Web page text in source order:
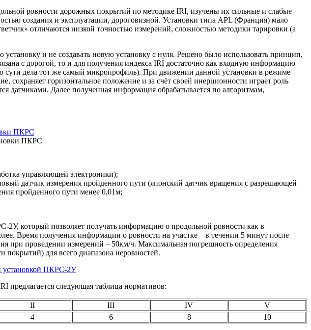
ровности дорожных покрытий по методике IRI, изучены их сильные и слабые
создания и эксплуатации, дороговизной. Установки типа APL (Франция) мало
отличаются низкой точностью измерений, сложностью методики тарировки (а
и не создавать новую установку с нуля. Решено было использовать принцип,
с дорогой, то и для получения индекса IRI достаточно как входную информацию
сути дела тот же самый микропрофиль). При движении данной установки в режиме
сохраняет горизонтальное положение и за счёт своей инерционности играет роль
датчиками. Далее полученная информация обрабатывается по алгоритмам,
ПКРС
управляющей электроники);
датчик измерения пройденного пути (японский датчик вращения с разрешающей
пройденного пути менее 0,01м;
который позволяет получать информацию о продольной ровности как в
Время получения информации о ровности на участке – в течении 5 минут после
при проведении измерений – 50км/ч. Максимальная погрешность определения
покрытий) для всего диапазона неровностей.
предлагается следующая таблица нормативов:
II III IV
V
4 6 8 10